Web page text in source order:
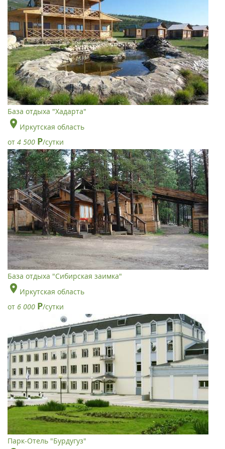
База отдыха "Хадарта"
Иркутская область
от 4 500 Р/сутки
База отдыха "Сибирская заимка"
Иркутская область
от 6 000 Р/сутки
Парк-Отель "Бурдугуз"